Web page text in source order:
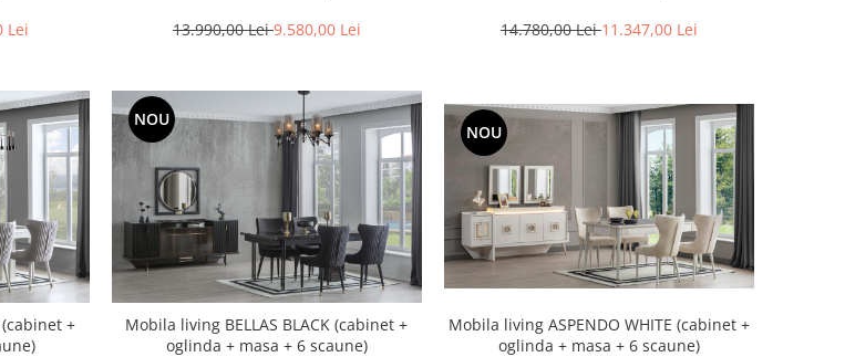
Lei 13.990,00 Lei9.580,00 Lei 14.780,00 Lei11.347,00 Lei
(cabinet +
NOU
Mobila living BELLAS BLACK (cabinet +
oglinda + masa + 6 scaune)
NOU
Mobila living ASPENDO WHITE (cabinet +
oglinda + masa + 6 scaune)